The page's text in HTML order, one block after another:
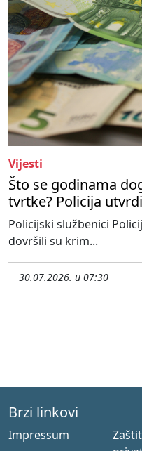
Vijesti
Što se godinama
tvrtke? Policija
Policijski službenici
dovršili su krim...
30.07.2026. u 07:30
Brzi linkovi
Impressum